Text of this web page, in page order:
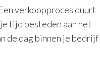
verkoopproces duurt
tijd besteden aan het
de dag binnen je